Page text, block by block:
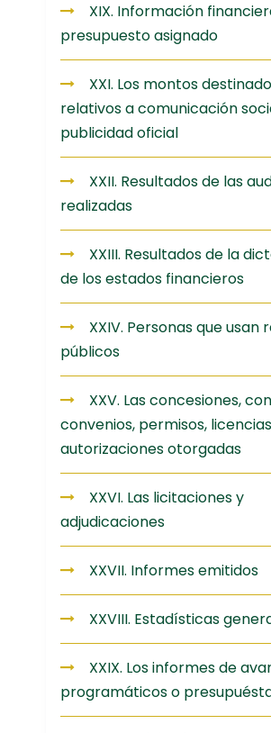
XIX. Información
presupuesto asignado
XXI. Los montos
relativos a comunicación
publicidad oficial
XXII. Resultados de las
realizadas
XXIII. Resultados de la
de los estados financieros
XXIV. Personas que usan
públicos
XXV. Las concesiones,
convenios, permisos,
autorizaciones otorgadas
XXVI. Las licitaciones y
adjudicaciones
XXVII. Informes emitidos
XXVIII. Estadísticas
XXIX. Los informes de
programáticos o